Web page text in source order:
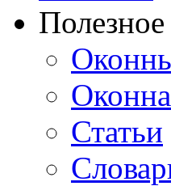
Полезное
Статьи